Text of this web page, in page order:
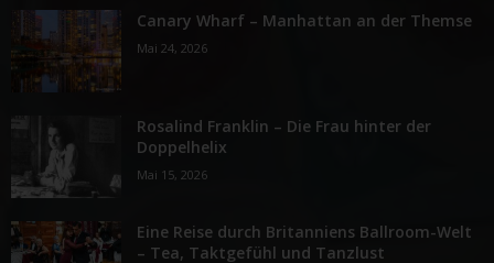
Canary Wharf – Manhattan an der Themse
Mai 24, 2026
Rosalind Franklin – Die Frau hinter der
Doppelhelix
Mai 15, 2026
Eine Reise durch Britanniens Ballroom-Welt
– Tea, Taktgefühl und Tanzlust